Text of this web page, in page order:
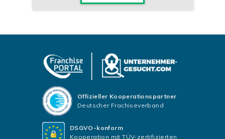
Offizieller Kooperationspartner
Deutscher Frachiseverband
DSGVO-konform
Kooperation mit TÜV-zertifizierten